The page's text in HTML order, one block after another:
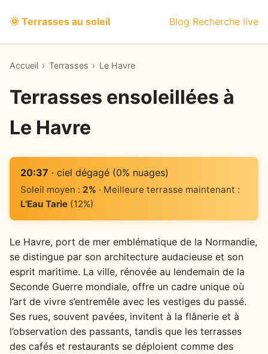
🌞 Terrasses au soleil Blog Recherche live
Accueil › Terrasses › Le Havre
Terrasses ensoleillées à
Le Havre
20:37 · ciel dégagé (0% nuages)
Soleil moyen : 2% · Meilleure terrasse maintenant :
L'Eau Tarie(12%)
Le Havre, port de mer emblématique de la Normandie,
se distingue par son architecture audacieuse et son
esprit maritime. La ville, rénovée au lendemain de la
Seconde Guerre mondiale, offre un cadre unique où
l’art de vivre s’entremêle avec les vestiges du passé.
Ses rues, souvent pavées, invitent à la flânerie et à
l’observation des passants, tandis que les terrasses
des cafés et restaurants se déploient comme des